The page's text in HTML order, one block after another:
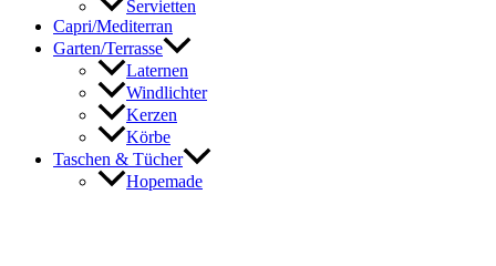
Servietten
Capri/Mediterran
Garten/Terrasse
Laternen
Windlichter
Kerzen
Körbe
Taschen & Tücher
Hopemade